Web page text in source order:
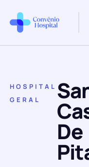
HOSPITAL
GERAL
De